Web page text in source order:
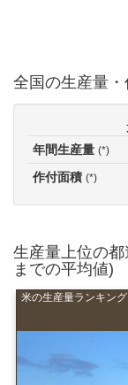
全国の生産量
年間生産量 (*)
作付面積 (*)
生産量上位の
までの平均値)
米の生産量ランキン